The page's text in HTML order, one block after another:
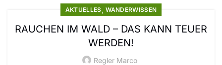
AKTUELLES , WANDERWISSEN
RAUCHEN IM WALD – DAS KANN TEUER
WERDEN!
Regler Marco